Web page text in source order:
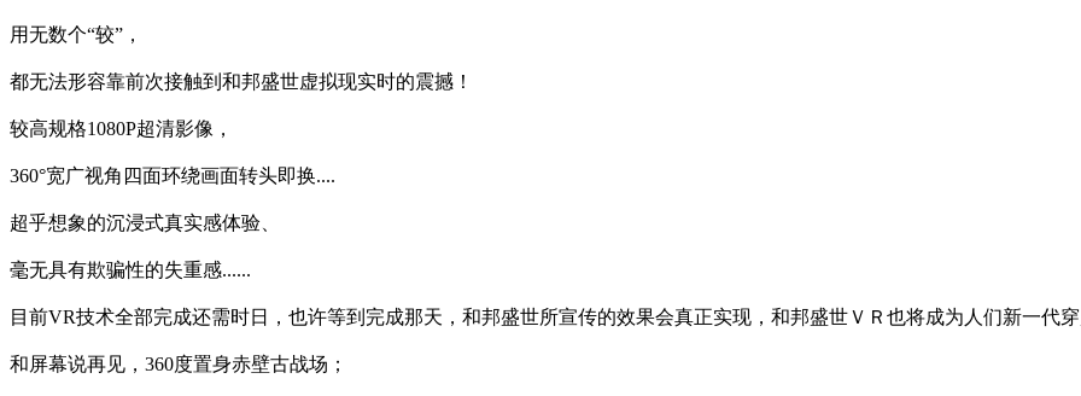
用无数个“较”，
都无法形容靠前次接触到和邦盛世虚拟现实时的震撼！
较高规格1080P超清影像，
360°宽广视角四面环绕画面转头即换....
超乎想象的沉浸式真实感体验、
毫无具有欺骗性的失重感......
目前VR技术全部完成还需时日，也许等到完成那天，和邦盛世所宣传的效果会真正实现，和邦盛世ＶＲ也将成为人们新一代
和屏幕说再见，360度置身赤壁古战场；